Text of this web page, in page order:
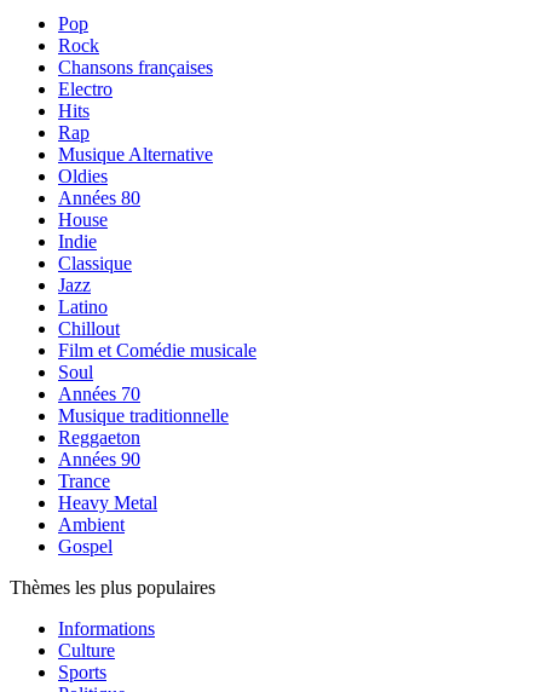
Pop
Rock
Chansons françaises
Electro
Hits
Rap
Musique Alternative
Oldies
Années 80
House
Indie
Classique
Jazz
Latino
Chillout
Film et Comédie musicale
Soul
Années 70
Musique traditionnelle
Reggaeton
Années 90
Trance
Heavy Metal
Ambient
Gospel
Thèmes les plus populaires
Informations
Culture
Sports